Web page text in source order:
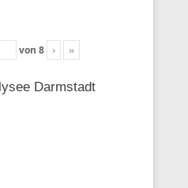
von 8 › »
Darmstadt